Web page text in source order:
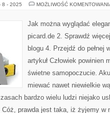
8 - 2025 MOŻLIWOŚĆ
Jak można wyglądać
picard.de 2. Sprawdź
blogu 4. Przejdź do pełnej
artykuł Człowiek
świetne samopoczucie.
miewać nawet niewielkie
bardzo wielu ludzi niejako
prawda jest taka, iż żyjemy w